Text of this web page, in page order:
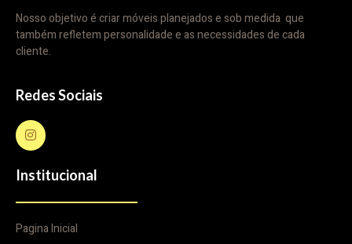
Nosso objetivo é criar móveis planejados e sob medida que
também refletem personalidade e as necessidades de cada
cliente.
Redes Sociais
Institucional
Pagina Inicial